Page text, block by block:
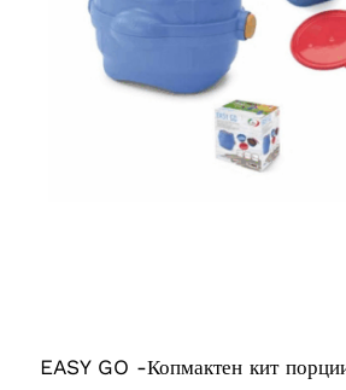
EASY GO -Копмактен кит